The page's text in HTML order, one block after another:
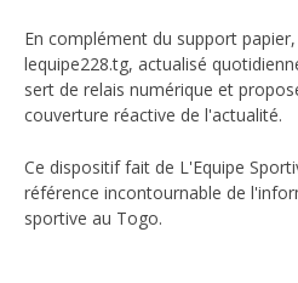
En complément du support
lequipe228.tg, actualisé
sert de relais numérique et
couverture réactive de l'actualité.
Ce dispositif fait de L'Equipe
référence incontournable de
sportive au Togo.